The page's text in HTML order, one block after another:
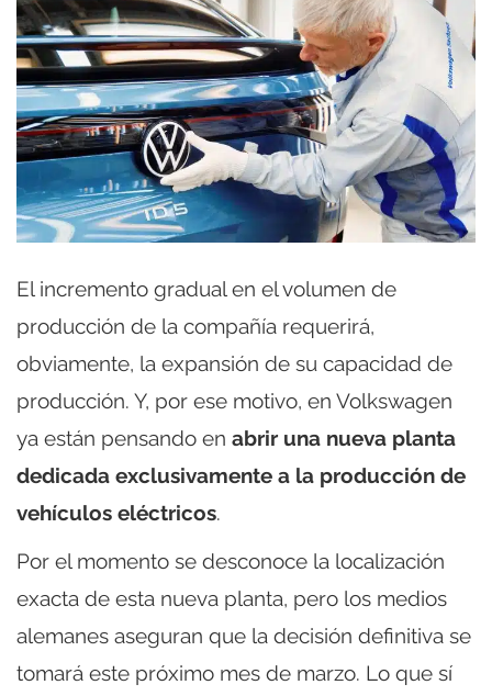
El incremento gradual en el volumen de
producción de la compañía requerirá,
obviamente, la expansión de su capacidad de
producción. Y, por ese motivo, en Volkswagen
ya están pensando en abrir una nueva planta
dedicada exclusivamente a la producción de
vehículos eléctricos.
Por el momento se desconoce la localización
exacta de esta nueva planta, pero los medios
alemanes aseguran que la decisión definitiva se
tomará este próximo mes de marzo. Lo que sí